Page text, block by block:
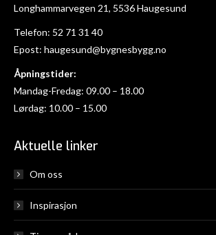
Longhammarvegen 21, 5536 Haugesund
Telefon: 52 71 31 40
Epost: haugesund@bygnesbygg.no
Åpningstider:
Mandag-Fredag: 09.00 – 18.00
Lørdag: 10.00 – 15.00
Aktuelle linker
Om oss
Inspirasjon